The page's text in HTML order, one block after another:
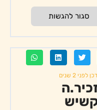
סגור להגשות
לפני 2 שנים